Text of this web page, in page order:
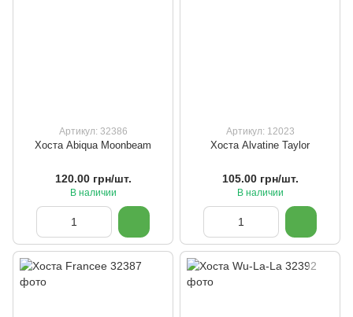
Артикул: 32386
Хоста Abiqua Moonbeam
120.00 грн/шт.
В наличии
Артикул: 12023
Хоста Alvatine Taylor
105.00 грн/шт.
В наличии